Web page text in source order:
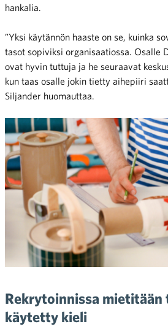
hankalia.
”Yksi käytännön haaste on se, kuinka
tasot sopiviksi organisaatiossa. Osalle
ovat hyvin tuttuja ja he seuraavat
kun taas osalle jokin tietty aihepiiri
Siljander huomauttaa.
Rekrytoinnissa mietitään
käytetty kieli